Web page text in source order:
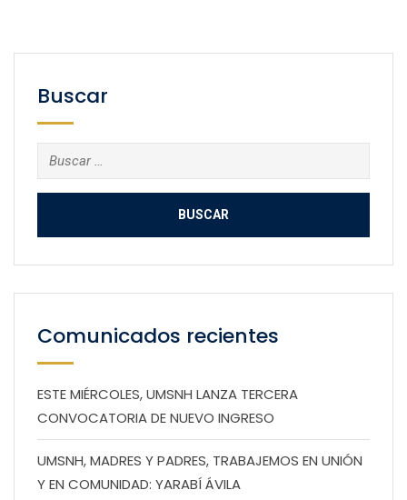
Buscar
Buscar:
Comunicados recientes
ESTE MIÉRCOLES, UMSNH LANZA TERCERA
CONVOCATORIA DE NUEVO INGRESO
UMSNH, MADRES Y PADRES, TRABAJEMOS EN UNIÓN
Y EN COMUNIDAD: YARABÍ ÁVILA